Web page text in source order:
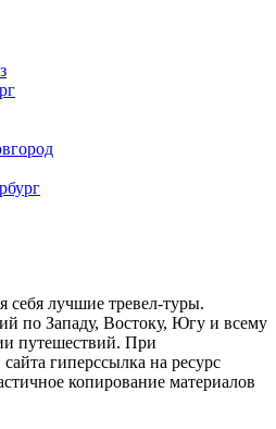
себя лучшие тревел-туры.
по Западу, Востоку, Югу и всему
путешествий. При
гиперссылка на ресурс
копирование материалов